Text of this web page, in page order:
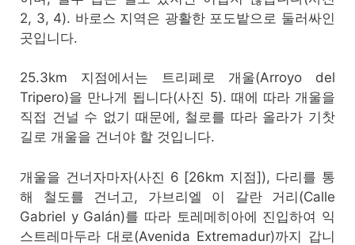
2, 3, 4). 바로스 지역은 광활한 포도밭으로 둘러싸인
곳입니다.
25.3km 지점에서는 트리페로 개울(Arroyo del
Tripero)을 만나게 됩니다(사진 5). 때에 따라 개울을
직접 건널 수 없기 때문에, 철로를 따라 올라가 기찻
길로 개울을 건너야 할 것입니다.
개울을 건너자마자(사진 6 [26km 지점]), 다리를 통
해 철도를 건너고, 가브리엘 이 갈란 거리(Calle
Gabriel y Galán)를 따라 토레메히아에 진입하여 익
스트레마두라 대로(Avenida Extremadur)까지 갑니